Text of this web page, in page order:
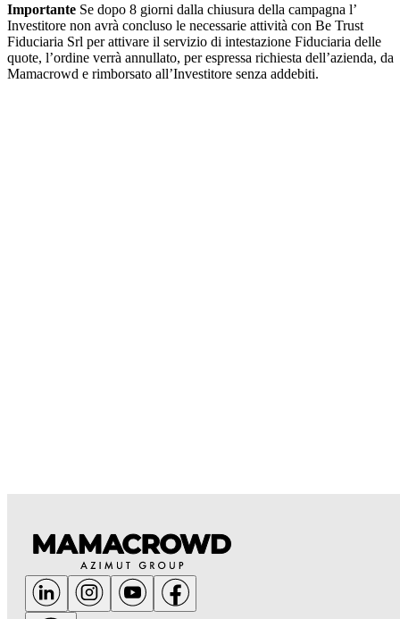
Importante Se dopo 8 giorni dalla chiusura della campagna l’
Investitore non avrà concluso le necessarie attività con Be Trust
Fiduciaria Srl per attivare il servizio di intestazione Fiduciaria delle
quote, l’ordine verrà annullato, per espressa richiesta dell’azienda, da
Mamacrowd e rimborsato all’Investitore senza addebiti.